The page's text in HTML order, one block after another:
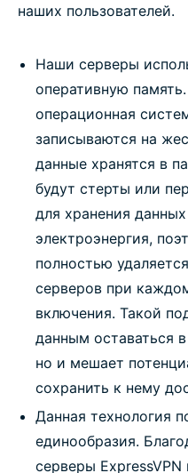
наших пользователей.
Наши серверы
оперативную
операционная
записываются на
данные хранятся в
будут стерты или
для хранения
электроэнергия,
полностью
серверов при
включения. Такой
данным оставаться
но и мешает
сохранить к нему
Данная технология
единообразия.
серверы